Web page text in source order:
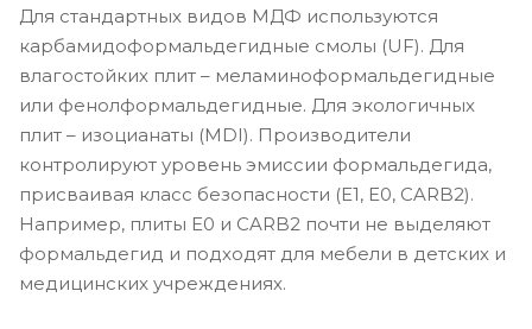
Для стандартных видов МДФ используются
карбамидоформальдегидные смолы (UF). Для
влагостойких плит – меламиноформальдегидные
или фенолформальдегидные. Для экологичных
плит – изоцианаты (MDI). Производители
контролируют уровень эмиссии формальдегида,
присваивая класс безопасности (E1, E0, CARB2).
Например, плиты E0 и CARB2 почти не выделяют
формальдегид и подходят для мебели в детских и
медицинских учреждениях.